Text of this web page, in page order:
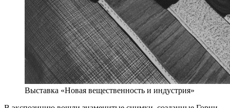
Выставка «Новая вещественность и индустрия»